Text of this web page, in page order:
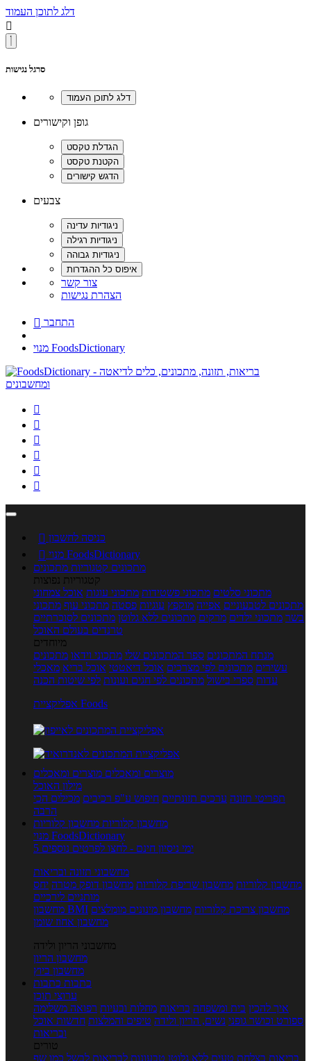
דלג לתוכן העמוד

סרגל נגישות
גופן וקישורים
צבעים
צור קשר
הצהרת נגישות
 התחבר
מנוי FoodsDictionary






 כניסה לחשבון

מנוי FoodsDictionary
מתכונים קטגוריות מתכונים
קטגוריות נפוצות
מתכוני סלטים מתכוני פשטידות מתכוני עוגות אוכל צמחוני
מתכונים לטבעוניים אפייה מוקפץ עוגיות פסטה מתכוני עוף מתכוני
בשר מתכוני ילדים מרקים מתכונים ללא גלוטן מתכונים לסוכרתיים
טרנדים בעולם האוכל
מיוחדים
מנתח המתכונים ספר המתכונים שלי מתכוני וידאו מתכונים
עשירים מתכונים לפי מצרכים אוכל דיאטטי אוכל בריא מאכלי
עדות ספרי בישול מתכונים לפי חגים ועונות לפי שיטות הכנה
אפליקציית Foods
מוצרים ומאכלים מוצרים ומאכלים
מילון האוכל
תפריטי תזונה ערכים תזונתיים חיפוש ע"פ רכיבים מכילים הכי
הרבה
מחשבון קלוריות מחשבון קלוריות
מנוי FoodsDictionary
5 ימי ניסיון חינם - לחצו לפרטים נוספים
מחשבוני תזונה ובריאות
מחשבון קלוריות מחשבון שריפת קלוריות מחשבון דופק מטרה יחס
מותניים לירכיים
מחשבון BMI
מחשבון צריכת קלוריות מחשבון מינונים מומלצים
מחשבון אחוז שומן
מחשבוני הריון ולידה
מחשבון הריון
מחשבון ביוץ
כתבות כתבות
ערוצי תוכן
איך להכין בית ומשפחה בריאות מחלות ובעיות רפואה משלימה
ספורט וכושר גופני נשים, הריון ולידה טיפים והמלצות חדשות אוכל
ובריאות
טורים
בריאות בצלחת טעים ללא גלוטן טבעונות לבריאות לבשל כמו שף